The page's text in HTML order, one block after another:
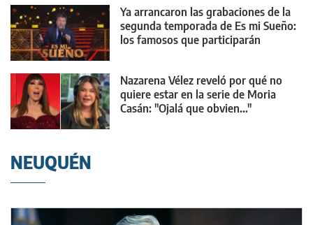
Ya arrancaron las grabaciones de la
segunda temporada de Es mi Sueño:
los famosos que participarán
Nazarena Vélez reveló por qué no
quiere estar en la serie de Moria
Casán: "Ojalá que obvien..."
NEUQUÉN